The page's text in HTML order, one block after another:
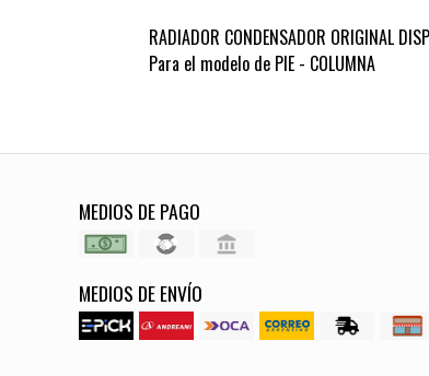
RADIADOR CONDENSADOR ORIGINAL
Para el modelo de PIE - COLUMNA
MEDIOS DE PAGO
MEDIOS DE ENVÍO